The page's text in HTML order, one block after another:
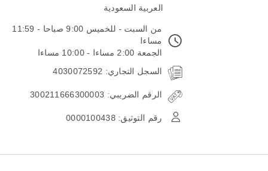
العربية السعودية
من السبت - للخميس 9:00 صباحا - 11:59
مساءا
الجمعة 2:00 مساءا - 10:00 مساءا
السجل التجاري: 4030072592
الرقم الضريبي: 300211666300003
رقم التوثيق: 0000100438